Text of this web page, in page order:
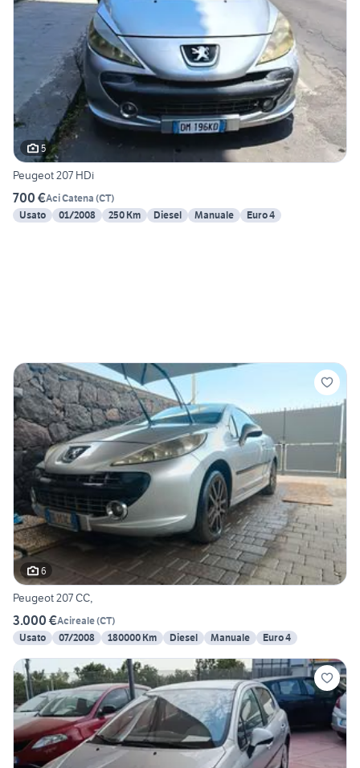
5
Peugeot 207 HDi
700 €Aci Catena (CT)
Usato
01/2008 250 Km Diesel Manuale Euro 4
6
Peugeot 207 CC,
3.000 €Acireale(CT)
Usato
07/2008 180000 Km Diesel Manuale Euro 4